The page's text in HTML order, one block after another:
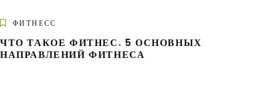
ФИТНЕСС
ЧТО ТАКОЕ ФИТНЕС. 5 ОСНОВНЫХ
НАПРАВЛЕНИЙ ФИТНЕСА